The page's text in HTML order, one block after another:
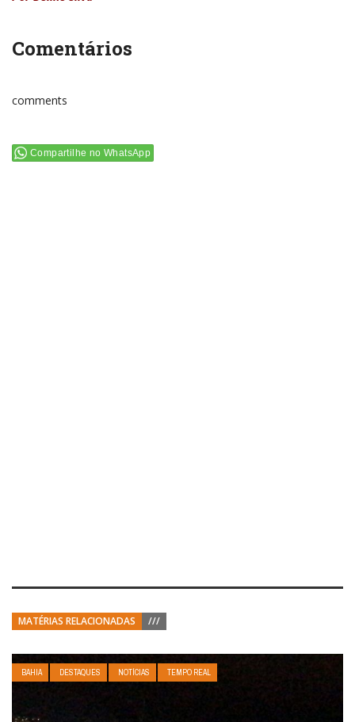
Comentários
comments
Compartilhe no WhatsApp
MATÉRIAS RELACIONADAS ///
BAHIA DESTAQUES NOTÍCIAS TEMPO REAL